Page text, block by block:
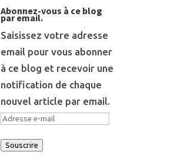
Abonnez-vous à ce blog
par email.
Saisissez votre adresse
email pour vous abonner
à ce blog et recevoir une
notification de chaque
nouvel article par email.
Adresse
mail
Souscrire